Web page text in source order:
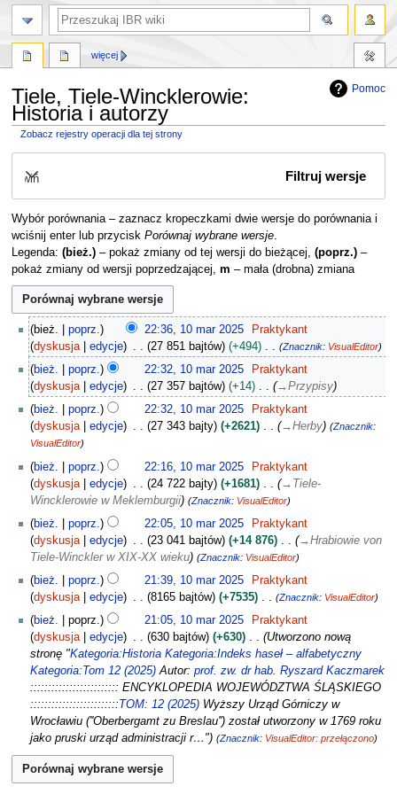
Pomoc
Tiele, Tiele-Wincklerowie:
Historia i autorzy
Zobacz rejestry operacji dla tej strony
Filtruj wersje
Rozwiń
Wybór porównania – zaznacz kropeczkami dwie wersje do porównania i
wciśnij enter lub przycisk Porównaj wybrane wersje.
Legenda: (bież.)– pokaż zmiany od tej wersji do bieżącej, (poprz.)–
pokaż zmiany od wersji poprzedzającej, m – mała (drobna) zmiana
bież. poprz. 22:36, 10 mar 2025
Praktykant
dyskusja
edycje 27 851 bajtów
+494
N
e
p
o
d
a
n
o
p
i
s
u
z
m
i
a
n
Znacznik: VisualEditor
bież. poprz. 22:32, 10 mar 2025
Praktykant
dyskusja
edycje 27 357 bajtów +14 →Przypisy
bież.
poprz. 22:32, 10 mar 2025
Praktykant
dyskusja
edycje 27 343 bajty +2621 →Herby Znacznik:
VisualEditor
bież. poprz. 22:16, 10 mar 2025
Praktykant
dyskusja
edycje 24 722 bajty +1681 → Tiele-
Wincklerowie w Meklemburgii
Znacznik: VisualEditor
bież. poprz. 22:05, 10 mar 2025
Praktykant
dyskusja
edycje 23 041 bajtów +14 876 →Hrabiowie von
Tiele-Winckler w XIX-XX wieku
Znacznik: VisualEditor
bież. poprz. 21:39, 10 mar 2025
Praktykant
dyskusja
edycje 8165 bajtów
+7535
N
e
p
a
n
o
o
p
Znacznik: VisualEditor
bież. poprz. 21:05, 10 mar 2025
Praktykant
dyskusja
edycje 630 bajtów +630
Utworzono nową
stronę "Kategoria:Historia Kategoria:Indeks haseł – alfabetyczny
Kategoria:Tom 12 (2025) Autor: prof. zw. dr hab. Ryszard Kaczmarek
::::::::::::::::::::::::: ENCYKLOPEDIA WOJEWÓDZTWA ŚLĄSKIEGO
::::::::::::::::::::::::: TOM: 12 (2025) Wyższy Urząd Górniczy w
Wrocławiu (''Oberbergamt zu Breslau'') został utworzony w 1769 roku
jako pruski urząd administracji r…"
Znacznik: VisualEditor: przełączono
więcej
szukaj